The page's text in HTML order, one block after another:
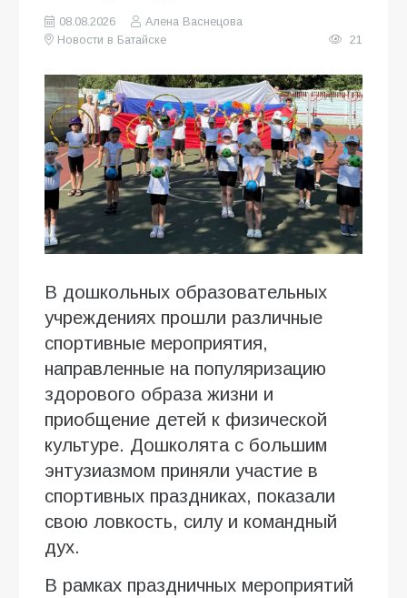
08.08.2026
Алена Васнецова
Новости в Батайске
21
В дошкольных образовательных
учреждениях прошли различные
спортивные мероприятия,
направленные на популяризацию
здорового образа жизни и
приобщение детей к физической
культуре. Дошколята с большим
энтузиазмом приняли участие в
спортивных праздниках, показали
свою ловкость, силу и командный
дух.
В рамках праздничных мероприятий